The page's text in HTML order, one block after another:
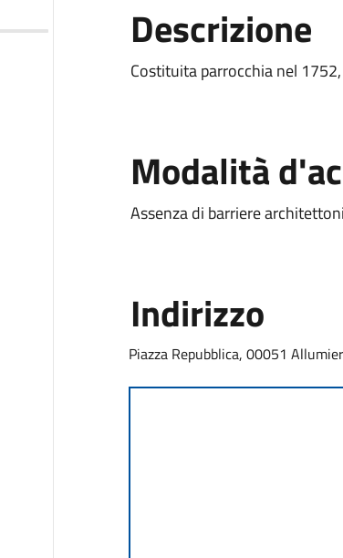
Descrizione
Costituita parrocchia nel
Modalità
Assenza di barriere
Indirizzo
Piazza Repubblica, 00051